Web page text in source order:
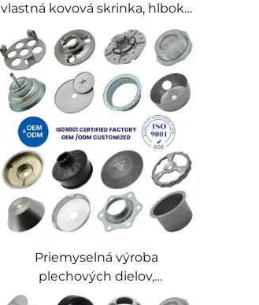
vlastná kovová skrinka, hlboké
taženie a razenie pre zložité
duté kovové diely
Priemyselná výroba
plechových dielov,
prispôsobené hlboké taženie